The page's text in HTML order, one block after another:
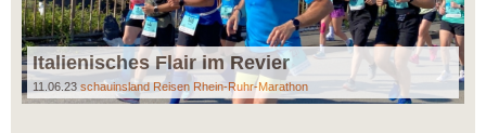
Italienisches Flair im Revier
11.06.23 schauinsland Reisen Rhein-Ruhr-Marathon